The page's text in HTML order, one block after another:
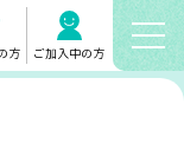
方 ご加入中の方